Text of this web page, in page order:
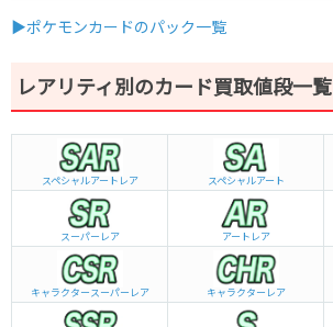
▶ポケモンカードのパック一覧
レアリティ別のカード買取値段一覧
スペシャルアートレア スペシャルアート
スーパーレア アートレア
キャラクタースーパーレア キャラクターレア